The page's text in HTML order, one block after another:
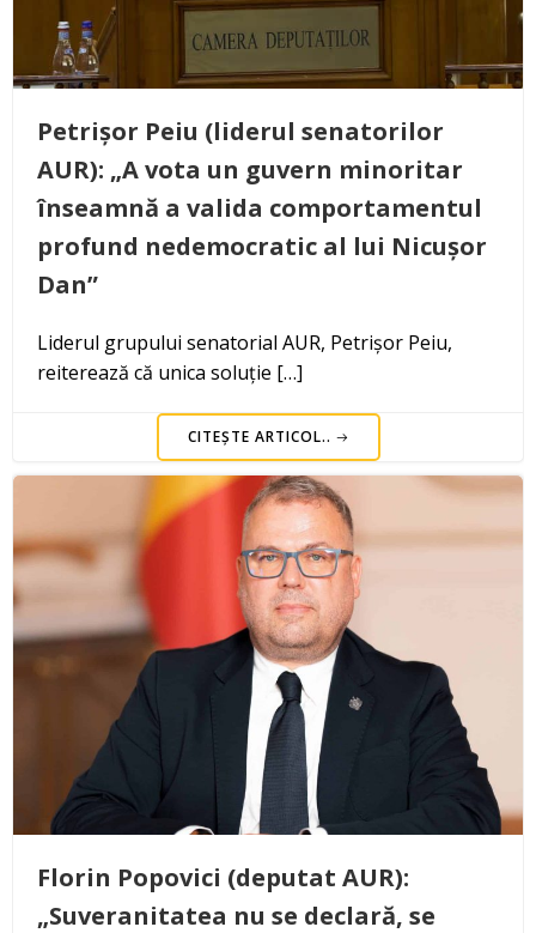
Petrișor Peiu (liderul senatorilor
AUR): „A vota un guvern minoritar
înseamnă a valida comportamentul
profund nedemocratic al lui Nicușor
Dan”
Liderul grupului senatorial AUR, Petrișor Peiu,
reiterează că unica soluție […]
CITEȘTE ARTICOL..
Florin Popovici (deputat AUR):
„Suveranitatea nu se declară, se